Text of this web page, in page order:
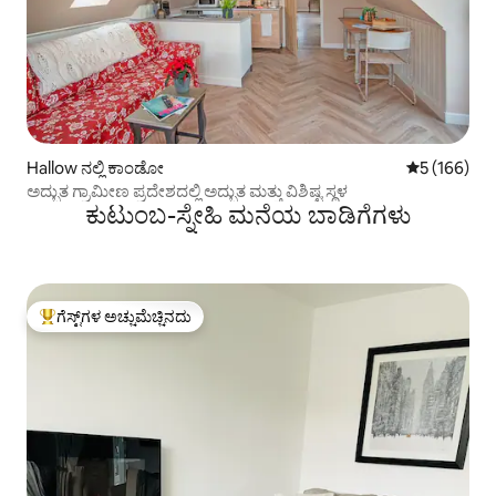
Hallow ನಲ್ಲಿ ಕಾಂಡೋ 5 ರಲ್ಲಿ 5
5 (166)
ಅದ್ಭುತ ಗ್ರಾಮೀಣ ಪ್ರದೇಶದಲ್ಲಿ ಅದ್ಭುತ ಮತ್ತು ವಿಶಿಷ್ಟ ಸ್ಥಳ
ಕುಟುಂಬ-ಸ್ನೇಹಿ ಮನೆಯ ಬಾಡಿಗೆಗಳು
ಗೆಸ್ಟ್‌ಗಳಿಗೆ ಅತಿ ಹೆಚ್ಚು ಅಚ್ಚುಮೆಚ್ಚಿನದು
ಗೆಸ್ಟ್‌ಗಳ ಅಚ್ಚುಮೆಚ್ಚಿನದು